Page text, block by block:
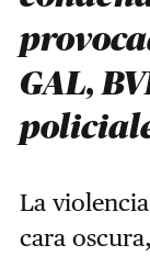
GAL,
La
cara